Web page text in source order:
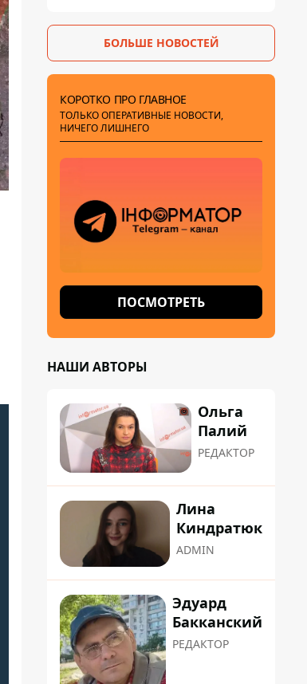
БОЛЬШЕ НОВОСТЕЙ
КОРОТКО ПРО ГЛАВНОЕ
ТОЛЬКО ОПЕРАТИВНЫЕ НОВОСТИ,
НИЧЕГО ЛИШНЕГО
ПОСМОТРЕТЬ
НАШИ АВТОРЫ
Ольга
Палий
РЕДАКТОР
Лина
Киндратюк
ADMIN
Эдуард
Бакканский
РЕДАКТОР